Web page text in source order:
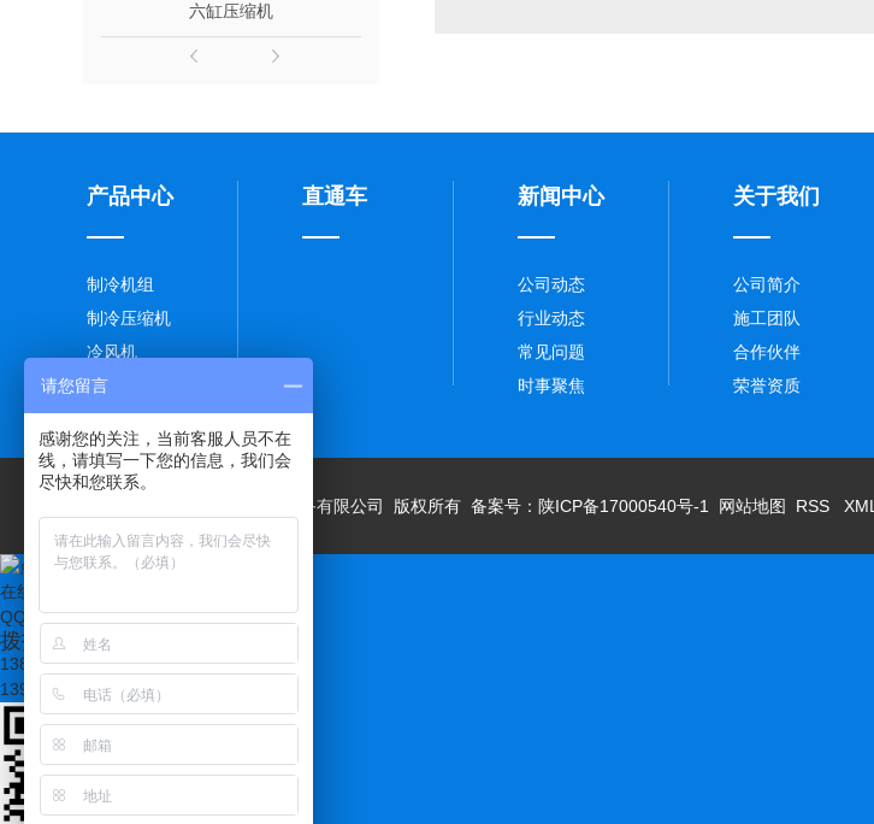
六缸压缩机
产品中心
制冷机组
制冷压缩机
冷风机
冷凝器
直通车 新闻中心
公司动态
行业动态
常见问题
时事聚焦
关于我们
公司简介
施工团队
合作伙伴
荣誉资质
Copyright © 西安翔盛制冷设备有限公司 版权所有 备案号： 陕ICP备17000540号-1 网站地图 RSS XML
在线客服
QQ咨询
拨打热线：
13891932898
13991383360
请您留言
感谢您的关注，当前客服人员不在
线，请填写一下您的信息，我们会
尽快和您联系。